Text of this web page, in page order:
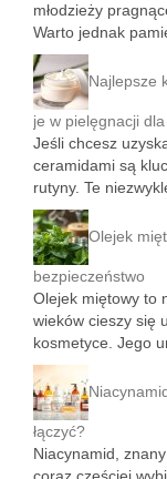
młodzieży
Warto jednak
Najlepsze
je w pielęgnacji
Jeśli chcesz
ceramidami są
rutyny. Te
Olejek
bezpieczeństwo
Olejek miętowy to
wieków cieszy się
kosmetyce. Jego
łączyć?
Niacynamid,